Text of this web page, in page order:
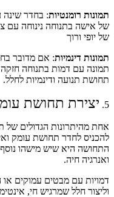
תמונות רומנטיות: בחדר שינה
של אישה בתנוחה נינוחה עם
של יופי ורוך
תמונות דינמיות: אם מדובר
תמונה עם דמות בתנוחה
תחושת תנועה ודינמיות לחלל.
5. יצירת תחושת
אחת מהיתרונות הגדולים של
להכניס לחדר תחושת עומק
התחושה היא שיש מישהו נוסף
ואנרגיה חיה.
דמויות עם מבטים עמוקים או
וליצור חלל שמרגיש חי,